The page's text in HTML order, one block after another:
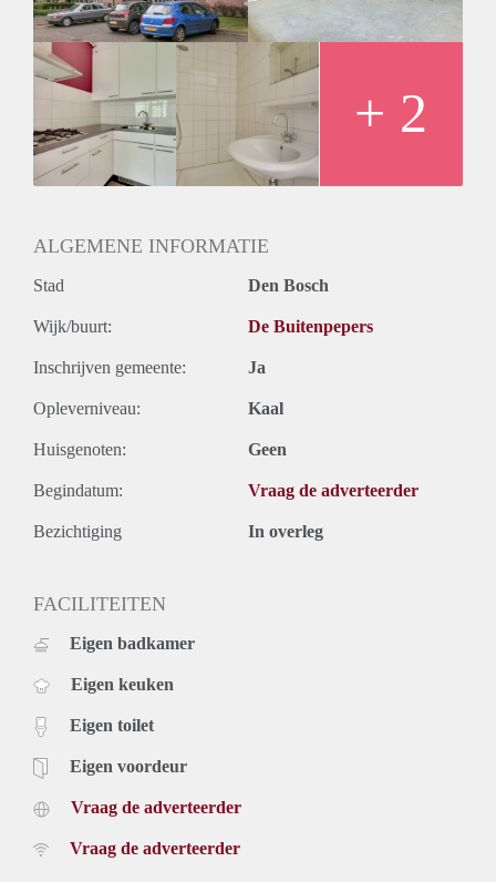
Onbepaalde termijn
Oplevering
Kaal
+ 2
ALGEMENE INFORMATIE
Stad Den Bosch
Wijk/buurt: De Buitenpepers
Inschrijven gemeente: Ja
Opleverniveau: Kaal
Huisgenoten: Geen
Begindatum: Vraag de adverteerder
Bezichtiging In overleg
FACILITEITEN
Eigen badkamer
Eigen keuken
Eigen toilet
Eigen voordeur
Vraag de adverteerder
Vraag de adverteerder